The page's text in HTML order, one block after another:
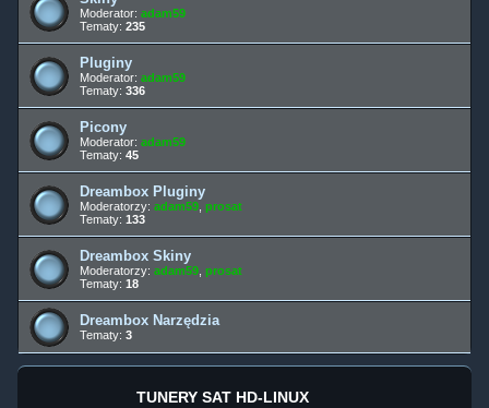
Moderator: adam59
Tematy: 235
Pluginy
Moderator: adam59
Tematy: 336
Picony
Moderator: adam59
Tematy: 45
Dreambox Pluginy
Moderatorzy: adam59 prosat
Tematy: 133
Dreambox Skiny
Moderatorzy: adam59 prosat
Tematy: 18
Dreambox Narzędzia
Tematy: 3
TUNERY SAT HD-LINUX